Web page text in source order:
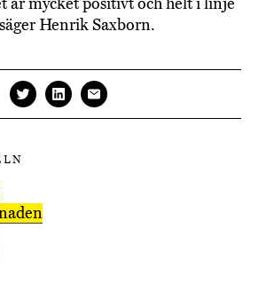
Henrik Saxborn.